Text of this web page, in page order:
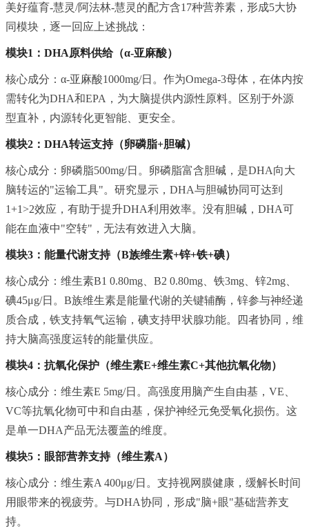
美好蕴育-慧灵/阿法林-慧灵的配方含17种营养素，形成5大协
同模块，逐一回应上述挑战：
模块1：DHA原料供给（α-亚麻酸）
核心成分：α-亚麻酸1000mg/日。作为Omega-3母体，在体内按
需转化为DHA和EPA，为大脑提供内源性原料。区别于外源
型直补，内源转化更智能、更安全。
模块2：DHA转运支持（卵磷脂+胆碱）
核心成分：卵磷脂500mg/日。卵磷脂富含胆碱，是DHA向大
脑转运的"运输工具"。研究显示，DHA与胆碱协同可达到
1+1>2效应，有助于提升DHA利用效率。没有胆碱，DHA可
能在血液中"空转"，无法有效进入大脑。
模块3：能量代谢支持（B族维生素+锌+铁+碘）
核心成分：维生素B1 0.80mg、B2 0.80mg、铁3mg、锌2mg、
碘45μg/日。B族维生素是能量代谢的关键辅酶，锌参与神经递
质合成，铁支持氧气运输，碘支持甲状腺功能。四者协同，维
持大脑高强度运转的能量供应。
模块4：抗氧化保护（维生素E+维生素C+其他抗氧化物）
核心成分：维生素E 5mg/日。高强度用脑产生自由基，VE、
VC等抗氧化物可中和自由基，保护神经元免受氧化损伤。这
是单一DHA产品无法覆盖的维度。
模块5：眼部营养支持（维生素A）
核心成分：维生素A 400μg/日。支持视网膜健康，缓解长时间
用眼带来的视疲劳。与DHA协同，形成"脑+眼"基础营养支
持。